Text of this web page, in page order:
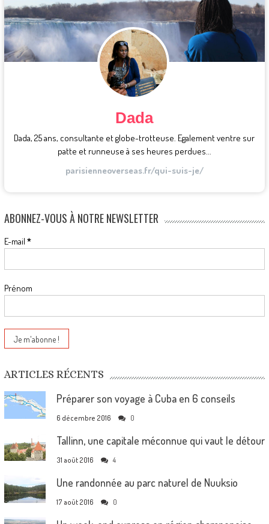
Dada
Dada, 25 ans, consultante et globe-trotteuse. Egalement ventre sur
patte et runneuse à ses heures perdues...
parisienneoverseas.fr/qui-suis-je/
ABONNEZ-VOUS À NOTRE NEWSLETTER
E-mail *
Prénom
ARTICLES RÉCENTS
Préparer son voyage à Cuba en 6 conseils
6 décembre 2016 0
Tallinn, une capitale méconnue qui vaut le détour
31 août 2016 4
Une randonnée au parc naturel de Nuuksio
17 août 2016 0